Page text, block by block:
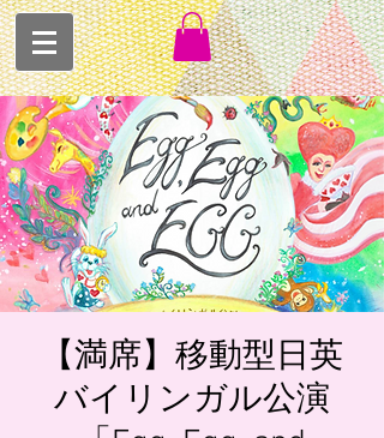
【満席】移動型日英
バイリンガル公演